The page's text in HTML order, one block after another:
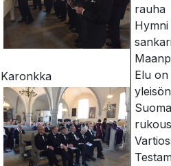
Karonkka
rauha
Hymni
Elu